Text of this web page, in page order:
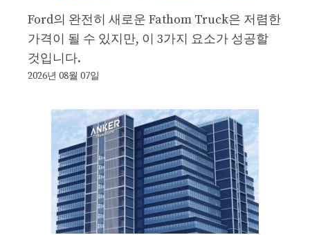
Ford의 완전히 새로운 Fathom Truck은 저렴한
가격이 될 수 있지만, 이 3가지 요소가 성공할
것입니다.
2026년 08월 07일